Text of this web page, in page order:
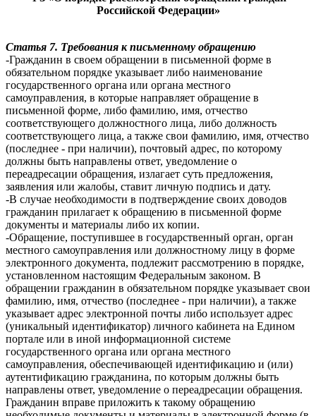
Российской Федерации»
Статья 7. Требования к письменному обращению
-Гражданин в своем обращении в письменной форме в
обязательном порядке указывает либо наименование
государственного органа или органа местного
самоуправления, в которые направляет обращение в
письменной форме, либо фамилию, имя, отчество
соответствующего должностного лица, либо должность
соответствующего лица, а также свои фамилию, имя, отчество
(последнее - при наличии), почтовый адрес, по которому
должны быть направлены ответ, уведомление о
переадресации обращения, излагает суть предложения,
заявления или жалобы, ставит личную подпись и дату.
-В случае необходимости в подтверждение своих доводов
гражданин прилагает к обращению в письменной форме
документы и материалы либо их копии.
-Обращение, поступившее в государственный орган, орган
местного самоуправления или должностному лицу в форме
электронного документа, подлежит рассмотрению в порядке,
установленном настоящим Федеральным законом. В
обращении гражданин в обязательном порядке указывает свои
фамилию, имя, отчество (последнее - при наличии), а также
указывает адрес электронной почты либо использует адрес
(уникальный идентификатор) личного кабинета на Едином
портале или в иной информационной системе
государственного органа или органа местного
самоуправления, обеспечивающей идентификацию и (или)
аутентификацию гражданина, по которым должны быть
направлены ответ, уведомление о переадресации обращения.
Гражданин вправе приложить к такому обращению